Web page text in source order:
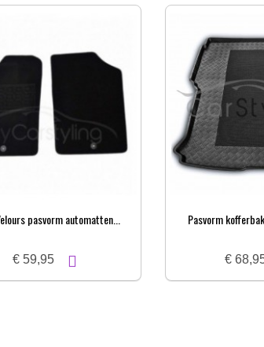
pasvorm automatten...
€ 59,95
Pasvorm
€